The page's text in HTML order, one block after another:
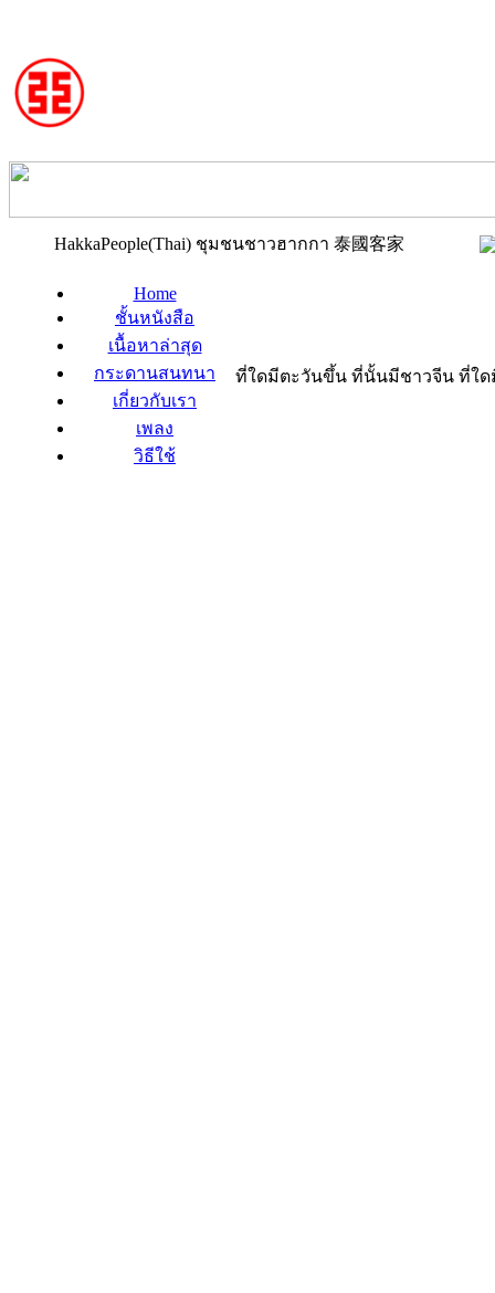
HakkaPeople(Thai) ชุมชนชาวฮากกา 泰國客家
Home
ชั้นหนังสือ
เนื้อหาล่าสุด
กระดานสนทนา
เกี่ยวกับเรา
เพลง
วิธีใช้
ที่ใดมีตะวันขึ้น ที่นั้นมีชาวจีน ที่ใดมี